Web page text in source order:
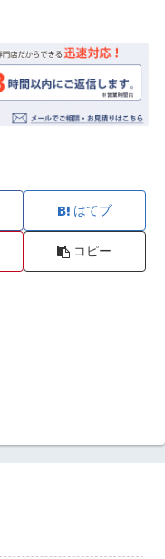
はてブ
コピー